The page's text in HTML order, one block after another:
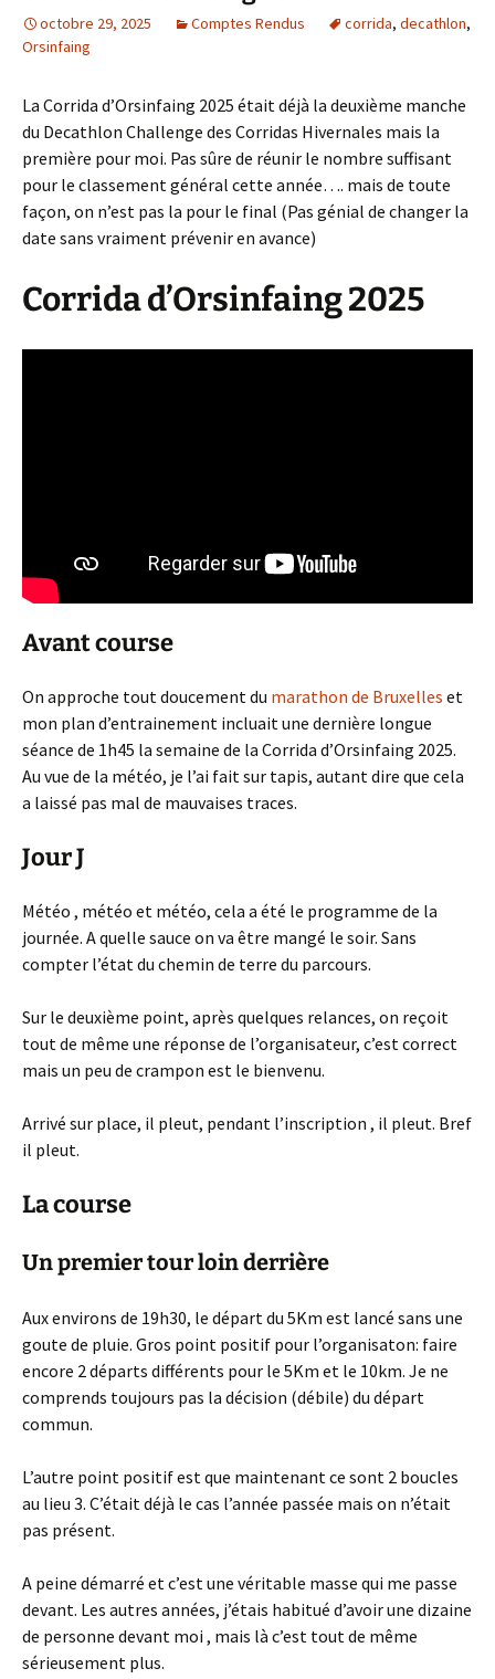
octobre 29, 2025 Comptes Rendus corrida, decathlon,
Orsinfaing
La Corrida d’Orsinfaing 2025 était déjà la deuxième manche
du Decathlon Challenge des Corridas Hivernales mais la
première pour moi. Pas sûre de réunir le nombre suffisant
pour le classement général cette année…. mais de toute
façon, on n’est pas la pour le final (Pas génial de changer la
date sans vraiment prévenir en avance)
Corrida d’Orsinfaing 2025
Avant course
On approche tout doucement du marathon de Bruxelles et
mon plan d’entrainement incluait une dernière longue
séance de 1h45 la semaine de la Corrida d’Orsinfaing 2025.
Au vue de la météo, je l’ai fait sur tapis, autant dire que cela
a laissé pas mal de mauvaises traces.
Jour J
Météo , météo et météo, cela a été le programme de la
journée. A quelle sauce on va être mangé le soir. Sans
compter l’état du chemin de terre du parcours.
Sur le deuxième point, après quelques relances, on reçoit
tout de même une réponse de l’organisateur, c’est correct
mais un peu de crampon est le bienvenu.
Arrivé sur place, il pleut, pendant l’inscription , il pleut. Bref
il pleut.
La course
Un premier tour loin derrière
Aux environs de 19h30, le départ du 5Km est lancé sans une
goute de pluie. Gros point positif pour l’organisaton: faire
encore 2 départs différents pour le 5Km et le 10km. Je ne
comprends toujours pas la décision (débile) du départ
commun.
L’autre point positif est que maintenant ce sont 2 boucles
au lieu 3. C’était déjà le cas l’année passée mais on n’était
pas présent.
A peine démarré et c’est une véritable masse qui me passe
devant. Les autres années, j’étais habitué d’avoir une dizaine
de personne devant moi , mais là c’est tout de même
sérieusement plus.